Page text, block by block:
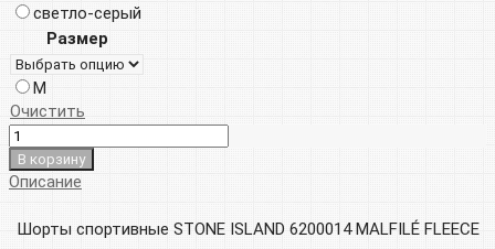
светло-серый
Размер
M
Очистить
В корзину
Описание
Шорты спортивные STONE ISLAND 6200014 MALFILÉ FLEECE